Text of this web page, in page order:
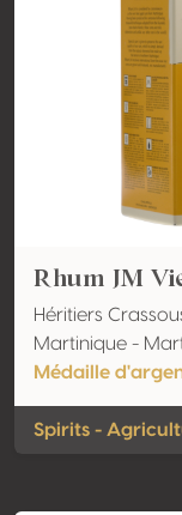
Rhum JM
Héritiers
Martinique -
Médaille
Spirits -